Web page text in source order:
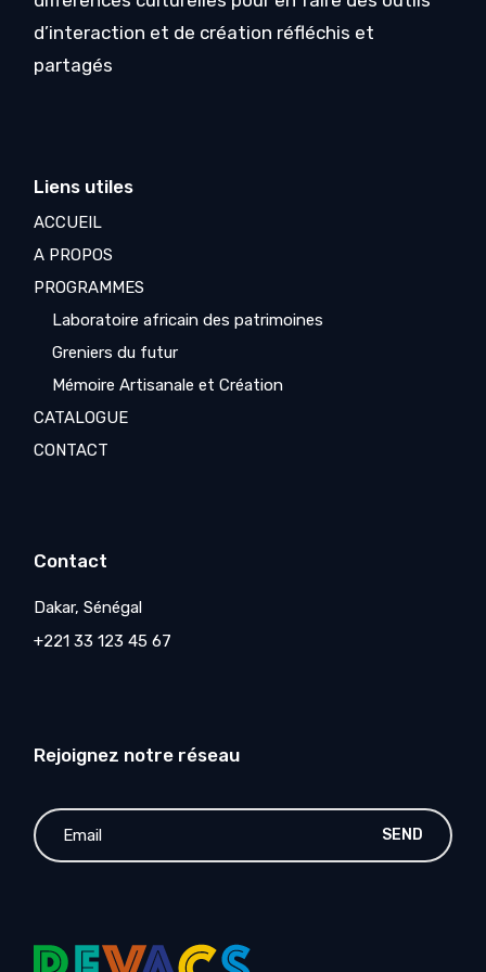
d’interaction et de création réfléchis et
partagés
Liens utiles
ACCUEIL
A PROPOS
PROGRAMMES
Laboratoire africain des patrimoines
Greniers du futur
Mémoire Artisanale et Création
CATALOGUE
CONTACT
Contact
Dakar, Sénégal
+221 33 123 45 67
Rejoignez notre réseau
SEND